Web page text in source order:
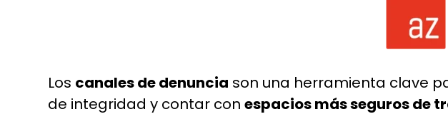
Los canales de denuncia son una herramienta clave
de integridad y contar conespacios más seguros de